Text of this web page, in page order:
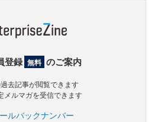
登録 無料 のご案内
過去記事が閲覧できます
メルマガを受信できます
ルバックナンバー